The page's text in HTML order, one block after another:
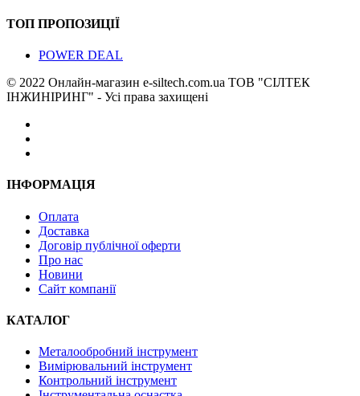
ТОП ПРОПОЗИЦІЇ
POWER DEAL
© 2022 Онлайн-магазин e-siltech.com.ua ТОВ "СІЛТЕК
ІНЖИНІРИНГ" - Усі права захищені
ІНФОРМАЦІЯ
Оплата
Доставка
Договір публічної оферти
Про нас
Новини
Сайт компанії
КАТАЛОГ
Металообробний інструмент
Вимірювальний інструмент
Контрольний інструмент